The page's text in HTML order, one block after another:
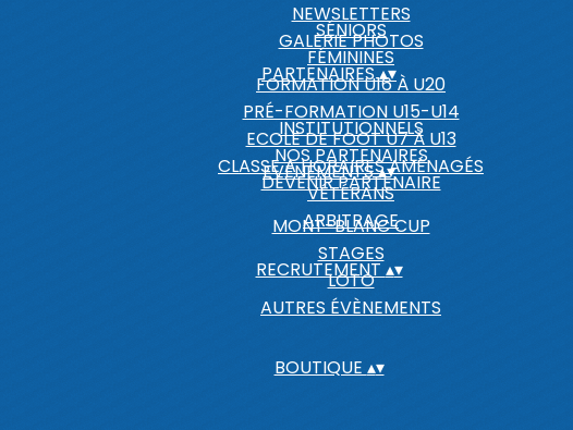
NEWSLETTERS
GALERIE PHOTOS
SÉNIORS
FÉMININES
FORMATION U16 À U20
PRÉ-FORMATION U15-U14
ECOLE DE FOOT U7 À U13
CLASSE A HORAIRES AMÉNAGÉS
VÉTÉRANS
ARBITRAGE
PARTENAIRES▴▾
INSTITUTIONNELS
NOS PARTENAIRES
DEVENIR PARTENAIRE
EVENEMENTS▴▾
MONT-BLANC CUP
STAGES
LOTO
AUTRES ÉVÈNEMENTS
RECRUTEMENT▴▾
BOUTIQUE ▴▾